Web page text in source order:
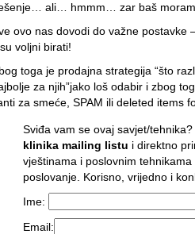
ali… hmmm… zar baš
ovo nas dovodi do važne postavke
voljni birati!
toga je prodajna strategija “što
za njih”jako loš odabir i zbog
za smeće, SPAM ili deleted items
Sviđa vam se ovaj savjet/tehnika?
klinika mailing listu i direktno
vještinama i poslovnim
poslovanje. Korisno, vrijedno i
Ime:
Email: